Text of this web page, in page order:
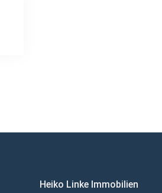
Heiko Linke Immobilien